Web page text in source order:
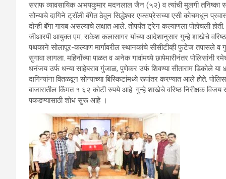
सराफ व्यावसायिक अभयकुमार मदनलाल जैन (५२) व त्यांची मुलगी तनिष्का
सोन्याचे दागिने ट्रॉली बॅगेत ठेवून सिद्धेश्वर एक्सप्रेसच्या एसी कोचमधून
दोन्ही बॅगा गायब असल्याचे लक्षात आले. तोपर्यंत ट्रेन कल्याणला
जीआरपी आयुक्त एम. राकेश कलासागर यांच्या आदेशानुसार गुन्हे शाखेचे
पथकाने सोलापूर-कल्याण मार्गावरील स्थानकांचे सीसीटीव्ही फुटेज तपासले व
सुगावा लागला. महिनोंच्या पाळत व अनेक गावांमध्ये छापेमारीनंतर
धनंजय उर्फ धन्या साहेबराव गुंजाळ, पुणेकर उर्फ शिवण्या सीताराम
दागिन्यांना वितळवून सोन्याच्या बिस्किटांमध्ये रूपांतर करण्यात आले होते.
बाजारातील किंमत १.६२ कोटी रुपये आहे. गुन्हे शाखेचे वरिष्ठ निरीक्षक
पकडण्यासाठी शोध सुरू आहे ।